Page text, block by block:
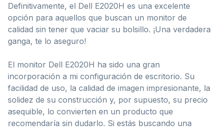
Definitivamente, el Dell E2020H es una excelente
opción para aquellos que buscan un monitor de
calidad sin tener que vaciar su bolsillo. ¡Una verdadera
ganga, te lo aseguro!
El monitor Dell E2020H ha sido una gran
incorporación a mi configuración de escritorio. Su
facilidad de uso, la calidad de imagen impresionante, la
solidez de su construcción y, por supuesto, su precio
asequible, lo convierten en un producto que
recomendaría sin dudarlo. Si estás buscando una